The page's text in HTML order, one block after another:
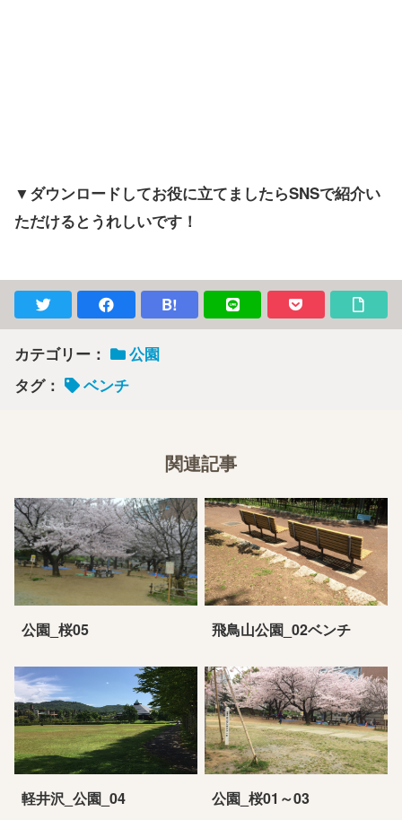
▼ダウンロードしてお役に立てましたらSNSで紹介い
ただけるとうれしいです！
B!
カテゴリー：
公園
タグ：
ベンチ
関連記事
公園_桜05 飛鳥山公園_02ベンチ
軽井沢_公園_04 公園_桜01～03